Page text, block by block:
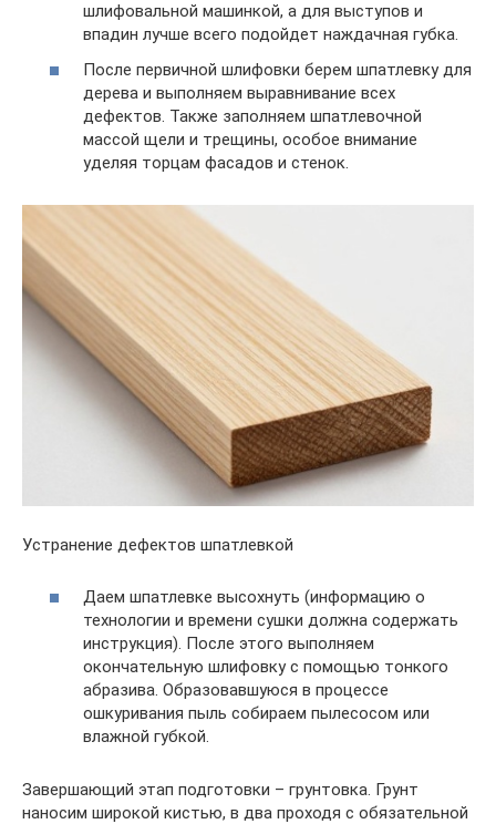
шлифовальной машинкой, а для выступов и
впадин лучше всего подойдет наждачная губка.
После первичной шлифовки берем шпатлевку для
дерева и выполняем выравнивание всех
дефектов. Также заполняем шпатлевочной
массой щели и трещины, особое внимание
уделяя торцам фасадов и стенок.
Устранение дефектов шпатлевкой
Даем шпатлевке высохнуть (информацию о
технологии и времени сушки должна содержать
инструкция). После этого выполняем
окончательную шлифовку с помощью тонкого
абразива. Образовавшуюся в процессе
ошкуривания пыль собираем пылесосом или
влажной губкой.
Завершающий этап подготовки – грунтовка. Грунт
наносим широкой кистью, в два проходя с обязательной